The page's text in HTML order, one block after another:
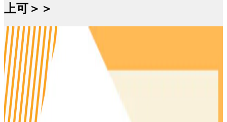
上可＞＞